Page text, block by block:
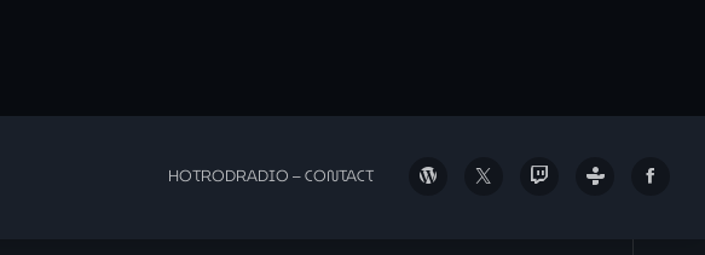
HOTRODRADIO – CONTACT